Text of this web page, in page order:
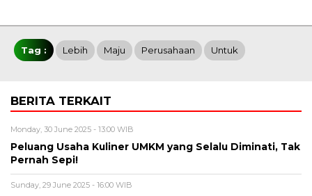
Tag : Lebih Maju Perusahaan Untuk
BERITA TERKAIT
Monday, 30 June 2025 - 13:00 WIB
Peluang Usaha Kuliner UMKM yang Selalu Diminati, Tak
Pernah Sepi!
Sunday, 29 June 2025 - 16:00 WIB